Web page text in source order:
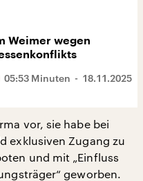
Weimer wegen
18.11.2025
05:53 Minuten
vor, sie habe bei
exklusiven Zugang zu
und mit „Einfluss
geworben.